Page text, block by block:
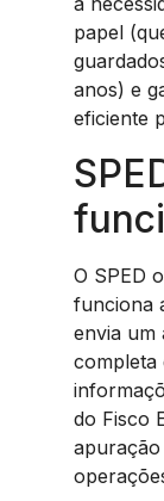
papel
anos) e
eficiente
O SPED
funciona
envia um
completa
do Fisco